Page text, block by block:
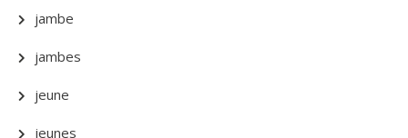
jambe
jambes
jeune
jeunes